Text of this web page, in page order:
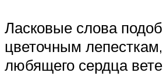
Ласковые слова
цветочным
любящего сердца